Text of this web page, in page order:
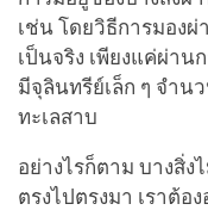
เช่น โดยวิธีการมอง
เป็นจริง เพียงแค่ผ่าน
มีจุลินทรีย์เล็ก ๆ จำ
ทะเลสาบ
อย่างไรก็ตาม บางสิ่ง
ตรงไปตรงมา เราต้อ